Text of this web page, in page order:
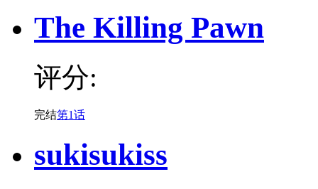
The Killing Pawn
评分:
完结第1话
sukisukiss